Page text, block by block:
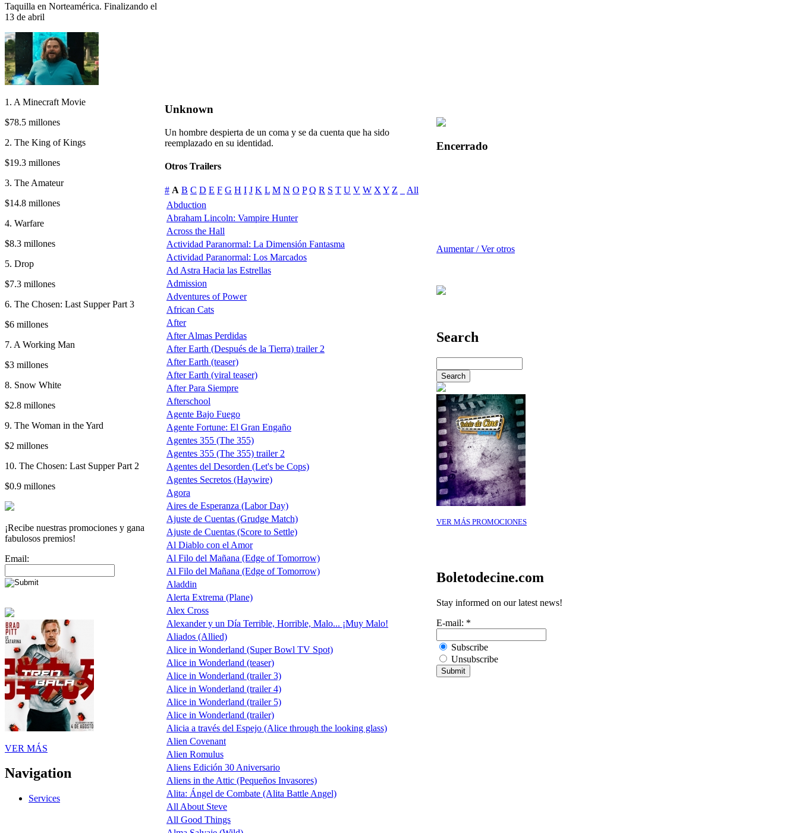
Taquilla en Norteamérica. Finalizando el
13 de abril
1. A Minecraft Movie
$78.5 millones
2. The King of Kings
$19.3 millones
3. The Amateur
$14.8 millones
4. Warfare
$8.3 millones
5. Drop
$7.3 millones
6. The Chosen: Last Supper Part 3
$6 millones
7. A Working Man
$3 millones
8. Snow White
$2.8 millones
9. The Woman in the Yard
$2 millones
10. The Chosen: Last Supper Part 2
$0.9 millones
¡Recibe nuestras promociones y gana
fabulosos premios!
Email:
VER MÁS
Navigation
Services
Unknown
Un hombre despierta de un coma y se da cuenta que ha sido
reemplazado en su identidad.
Otros Trailers
# A B C D E F G H I J K L M N O P Q R S T U V W X Y Z
All
Abduction
Abraham Lincoln: Vampire Hunter
Across the Hall
Actividad Paranormal: La Dimensión Fantasma
Actividad Paranormal: Los Marcados
Ad Astra Hacia las Estrellas
Admission
Adventures of Power
African Cats
After
After Almas Perdidas
After Earth (Después de la Tierra) trailer 2
After Earth (teaser)
After Earth (viral teaser)
After Para Siempre
Afterschool
Agente Bajo Fuego
Agente Fortune: El Gran Engaño
Agentes 355 (The 355)
Agentes 355 (The 355) trailer 2
Agentes del Desorden (Let's be Cops)
Agentes Secretos (Haywire)
Agora
Aires de Esperanza (Labor Day)
Ajuste de Cuentas (Grudge Match)
Ajuste de Cuentas (Score to Settle)
Al Diablo con el Amor
Al Filo del Mañana (Edge of Tomorrow)
Al Filo del Mañana (Edge of Tomorrow)
Aladdin
Alerta Extrema (Plane)
Alex Cross
Alexander y un Día Terrible, Horrible, Malo... ¡Muy Malo!
Aliados (Allied)
Alice in Wonderland (Super Bowl TV Spot)
Alice in Wonderland (teaser)
Alice in Wonderland (trailer 3)
Alice in Wonderland (trailer 4)
Alice in Wonderland (trailer 5)
Alice in Wonderland (trailer)
Alicia a través del Espejo (Alice through the looking glass)
Alien Covenant
Alien Romulus
Aliens Edición 30 Aniversario
Aliens in the Attic (Pequeños Invasores)
Alita: Ángel de Combate (Alita Battle Angel)
All About Steve
All Good Things
Encerrado
Aumentar / Ver otros
Search
VER MÁS PROMOCIONES
Boletodecine.com
Stay informed on our latest news!
E-mail: *
Subscribe
Unsubscribe